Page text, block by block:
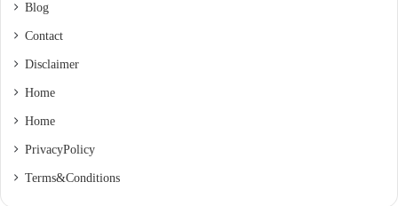
Blog
Contact
Disclaimer
Home
Home
Privacy Policy
Terms & Conditions